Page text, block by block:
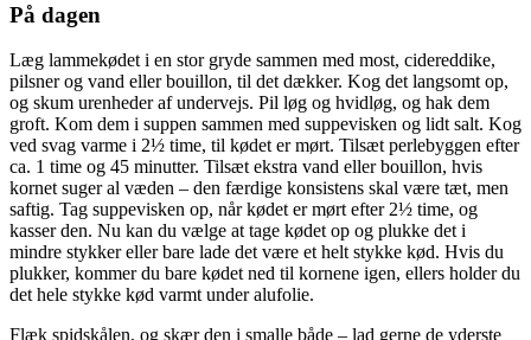
På dagen
Læg lammekødet i en stor gryde sammen med most, cidereddike,
pilsner og vand eller bouillon, til det dækker. Kog det langsomt op,
og skum urenheder af undervejs. Pil løg og hvidløg, og hak dem
groft. Kom dem i suppen sammen med suppevisken og lidt salt. Kog
ved svag varme i 2½ time, til kødet er mørt. Tilsæt perlebyggen efter
ca. 1 time og 45 minutter. Tilsæt ekstra vand eller bouillon, hvis
kornet suger al væden – den færdige konsistens skal være tæt, men
saftig. Tag suppevisken op, når kødet er mørt efter 2½ time, og
kasser den. Nu kan du vælge at tage kødet op og plukke det i
mindre stykker eller bare lade det være et helt stykke kød. Hvis du
plukker, kommer du bare kødet ned til kornene igen, ellers holder du
det hele stykke kød varmt under alufolie.
Flæk spidskålen, og skær den i smalle både – lad gerne de yderste